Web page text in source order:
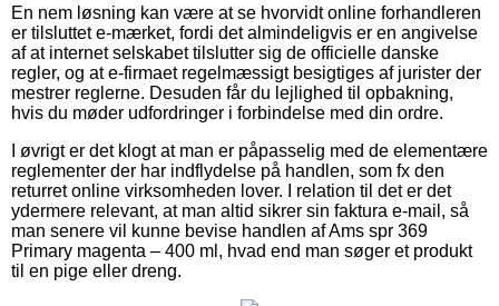
En nem løsning kan være at se hvorvidt online forhandleren
er tilsluttet e-mærket, fordi det almindeligvis er en angivelse
af at internet selskabet tilslutter sig de officielle danske
regler, og at e-firmaet regelmæssigt besigtiges af jurister der
mestrer reglerne. Desuden får du lejlighed til opbakning,
hvis du møder udfordringer i forbindelse med din ordre.
I øvrigt er det klogt at man er påpasselig med de elementære
reglementer der har indflydelse på handlen, som fx den
returret online virksomheden lover. I relation til det er det
ydermere relevant, at man altid sikrer sin faktura e-mail, så
man senere vil kunne bevise handlen af Ams spr 369
Primary magenta – 400 ml, hvad end man søger et produkt
til en pige eller dreng.